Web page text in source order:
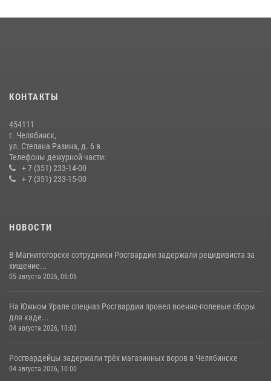
08 июля 2026, 12:05
КОНТАКТЫ
454111
г. Челябинск,
ул. Степана Разина, д. 6 в
Телефоны дежурной части:
+ 7 (351) 233-14-00
+ 7 (351) 233-15-00
НОВОСТИ
В Магнитогорске сотрудники Росгвардии задержали рецидивиста за
хищение...
05 августа 2026, 06:06
На Южном Урале спецназ Росгвардии провел военно-полевые сборы
для каде...
04 августа 2026, 10:03
Росгвардейцы задержали трёх магазинных воров в Челябинске
04 августа 2026, 10:00